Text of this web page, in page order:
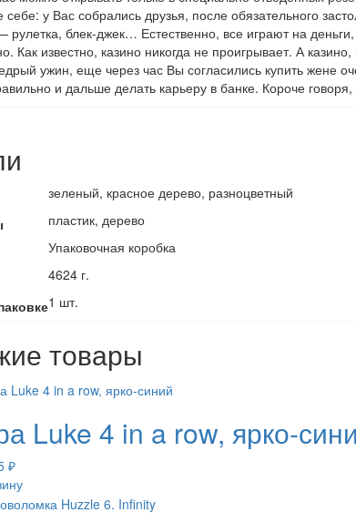
себе: у Вас собрались друзья, после обязательного
рулетка, блек-джек… Естественно, все играют на
Как известно, казино никогда не проигрывает. А
ужин, еще через час Вы согласились купить жене
и дальше делать карьеру в банке. Короче говоря,
зеленый, красное дерево, разноцветный
пластик, дерево
Упаковочная коробка
4624 г.
1 шт.
товары
Luke 4 in a row, ярко-
₽